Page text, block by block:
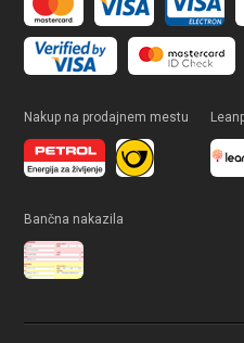
Nakup na prodajnem mestu
Bančna nakazila